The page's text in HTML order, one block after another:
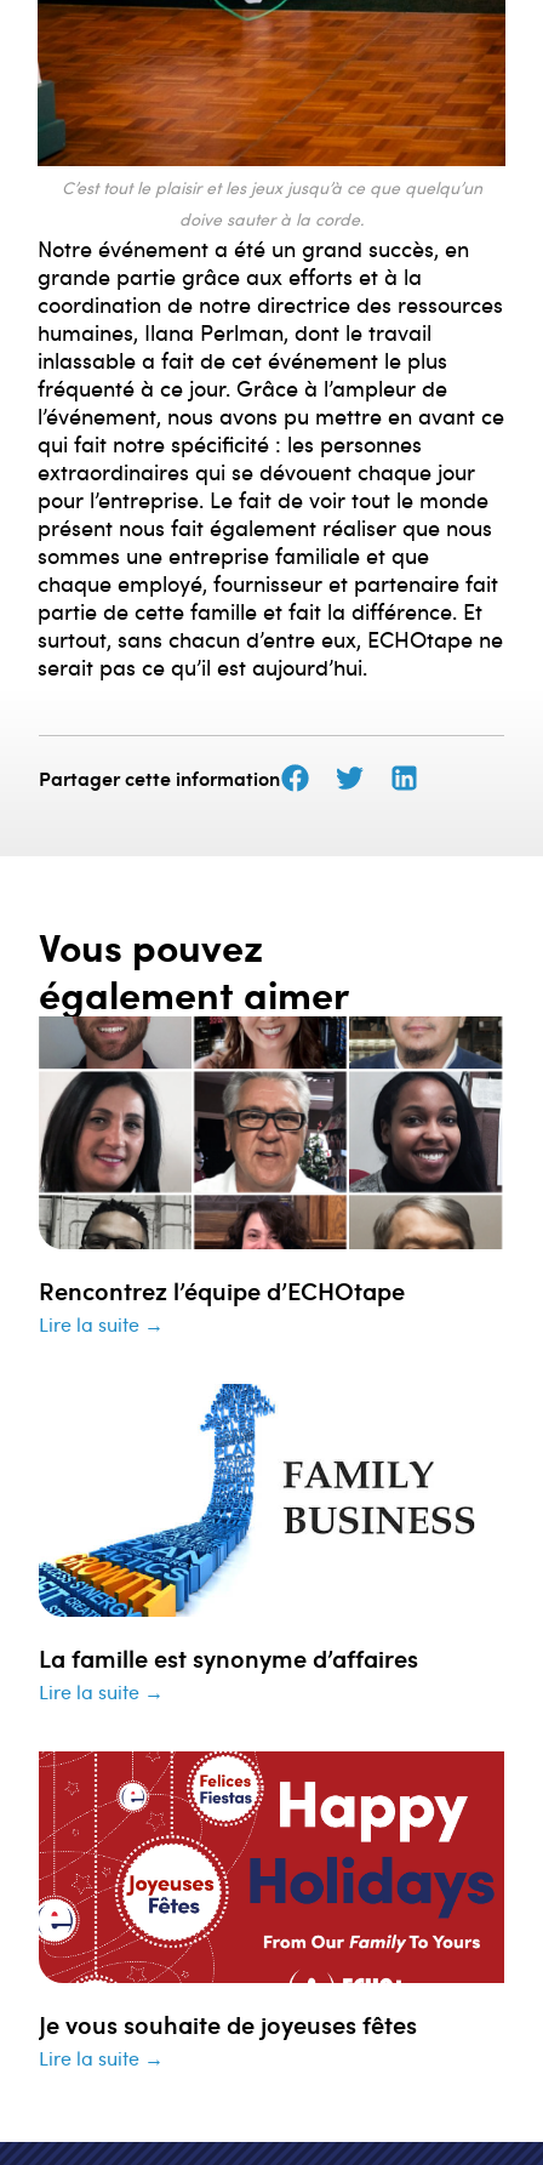
C’est tout le plaisir et les jeux jusqu’à ce que quelqu’un
doive sauter à la corde.
Notre événement a été un grand succès, en
grande partie grâce aux efforts et à la
coordination de notre directrice des ressources
humaines, Ilana Perlman, dont le travail
inlassable a fait de cet événement le plus
fréquenté à ce jour. Grâce à l’ampleur de
l’événement, nous avons pu mettre en avant ce
qui fait notre spécificité : les personnes
extraordinaires qui se dévouent chaque jour
pour l’entreprise. Le fait de voir tout le monde
présent nous fait également réaliser que nous
sommes une entreprise familiale et que
chaque employé, fournisseur et partenaire fait
partie de cette famille et fait la différence. Et
surtout, sans chacun d’entre eux, ECHOtape ne
serait pas ce qu’il est aujourd’hui.
Partager cette information
Vous pouvez
également aimer
Rencontrez l’équipe d’ECHOtape
Lire la suite →
La famille est synonyme d’affaires
Lire la suite →
Je vous souhaite de joyeuses fêtes
Lire la suite →